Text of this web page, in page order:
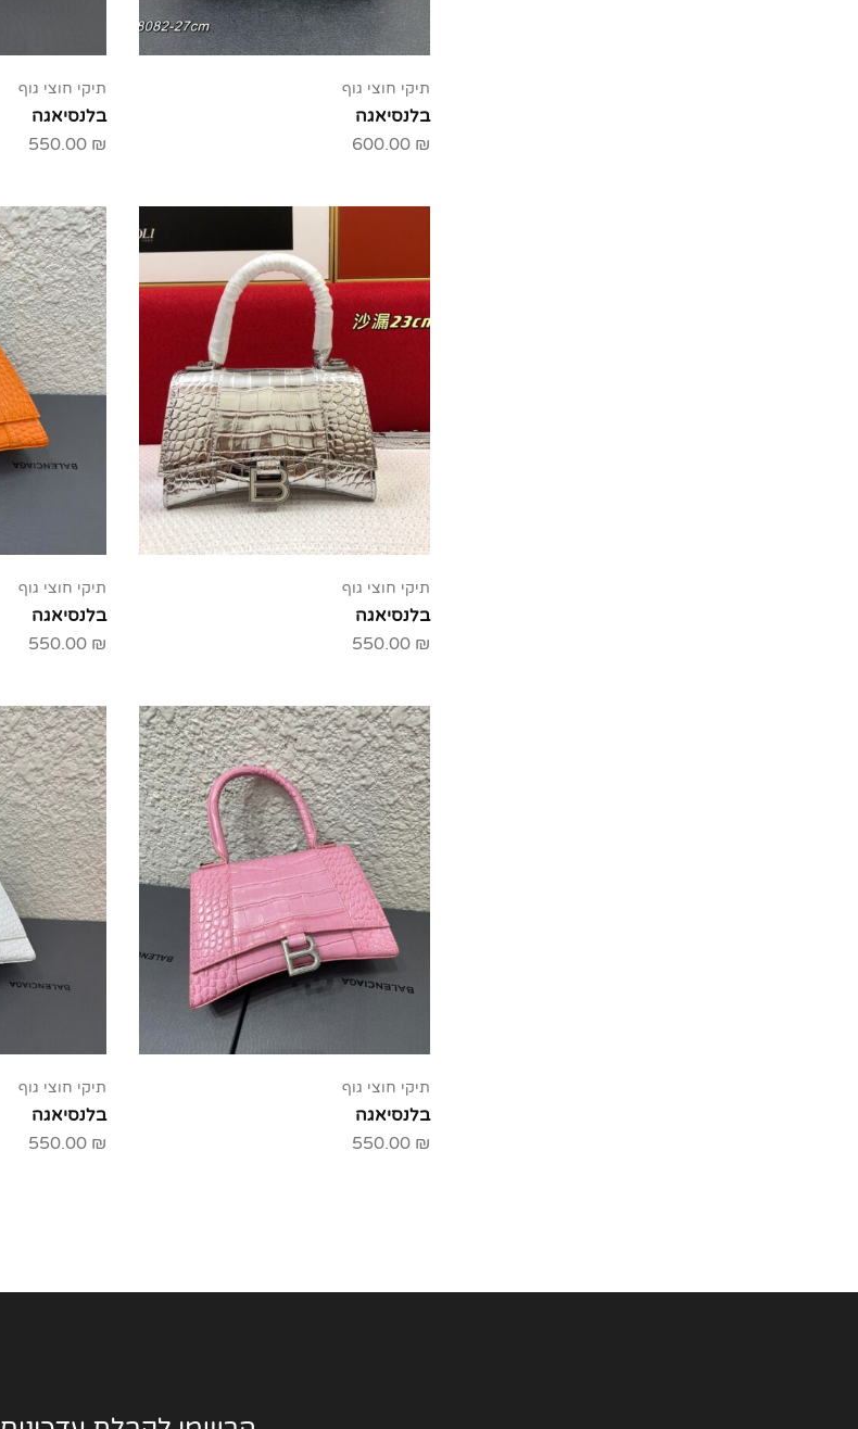
תיקי חוצי גוף
בלנסיאגה
600.00 ₪
תיקי חוצי גוף
בלנסיאגה
550.00 ₪
תיקי חוצי גוף
בלנסיאגה
550.00 ₪
תיקי חוצי גוף
בלנסיאגה
550.00 ₪
תיקי חוצי גוף
בלנסיאגה
550.00 ₪
תיקי חוצי גוף
בלנסיאגה
550.00 ₪